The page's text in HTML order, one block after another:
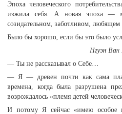
Эпоха человеческого
изжила себя. А новая эпоха —
созидательном, заботливом,
Было бы хорошо, если бы это было
Нгуэн Ван
— Ты не рассказывал о Себе…
— Я — древен почти как сама
времена, когда была разрушена
возрождалось «племя детей
И потому Я сейчас «имею особое